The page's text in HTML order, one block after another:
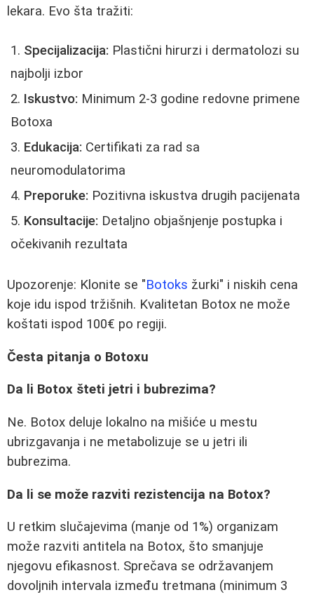
lekara. Evo šta tražiti:
Specijalizacija: Plastični hirurzi i dermatolozi su
najbolji izbor
Iskustvo: Minimum 2-3 godine redovne primene
Botoxa
Edukacija: Certifikati za rad sa
neuromodulatorima
Preporuke: Pozitivna iskustva drugih pacijenata
Konsultacije: Detaljno objašnjenje postupka i
očekivanih rezultata
Upozorenje: Klonite se "Botoks žurki" i niskih cena
koje idu ispod tržišnih. Kvalitetan Botox ne može
koštati ispod 100€ po regiji.
Česta pitanja o Botoxu
Da li Botox šteti jetri i bubrezima?
Ne. Botox deluje lokalno na mišiće u mestu
ubrizgavanja i ne metabolizuje se u jetri ili
bubrezima.
Da li se može razviti rezistencija na Botox?
U retkim slučajevima (manje od 1%) organizam
može razviti antitela na Botox, što smanjuje
njegovu efikasnost. Sprečava se održavanjem
dovoljnih intervala između tretmana (minimum 3